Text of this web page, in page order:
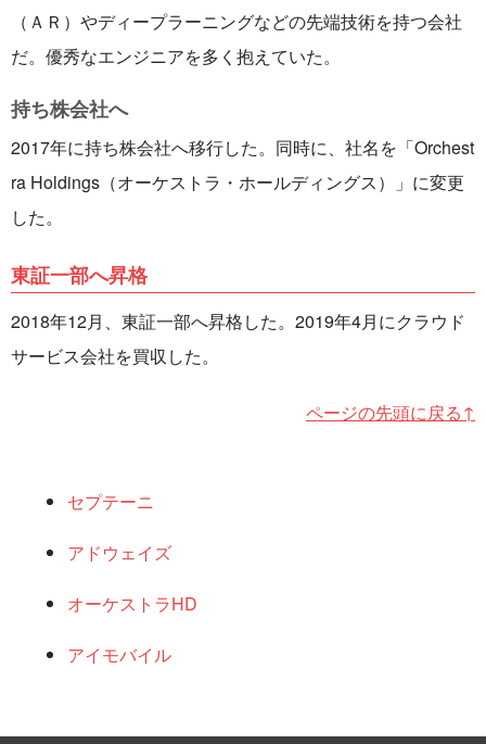
（ＡＲ）やディープラーニングなどの先端技術を持つ会社
だ。優秀なエンジニアを多く抱えていた。
持ち株会社へ
2017年に持ち株会社へ移行した。同時に、社名を「Orchest
ra Holdings（オーケストラ・ホールディングス）」に変更
した。
東証一部へ昇格
2018年12月、東証一部へ昇格した。2019年4月にクラウド
サービス会社を買収した。
ページの先頭に戻る↑
セプテーニ
アドウェイズ
オーケストラHD
アイモバイル